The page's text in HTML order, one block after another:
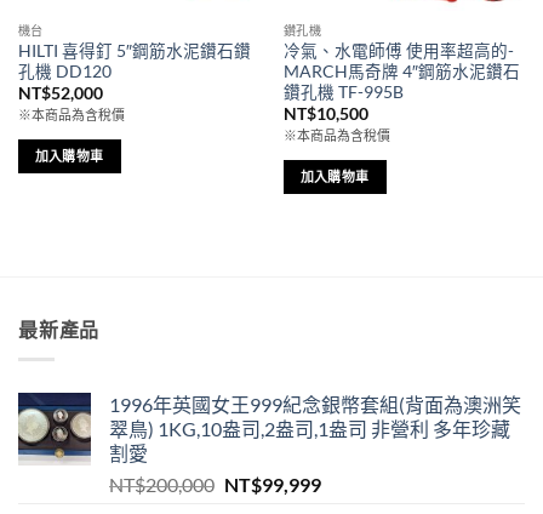
機台
HILTI 喜得釘 5″鋼筋水泥鑽石鑽
孔機 DD120
NT$52,000
※本商品為含稅價
加入購物車
鑽孔機
冷氣、水電師傅 使用率超高的-
MARCH馬奇牌 4″鋼筋水泥鑽石
鑽孔機 TF-995B
NT$10,500
※本商品為含稅價
加入購物車
最新產品
1996年英國女王999紀念銀幣套組(背面為澳洲笑
翠鳥) 1KG,10盎司,2盎司,1盎司 非營利 多年珍藏
割愛
NT$200,000 原
NT$99,999目